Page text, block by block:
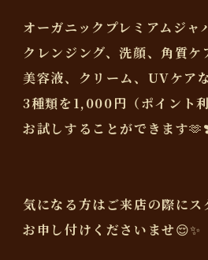
オーガニックプレミアムジャ
クレンジング、洗顔、角質ケ
美容液、クリーム、UVケア
3種類を1,000円（ポイント
お試しすることができます
気になる方はご来店の際にス
お申し付けくださいませ😌✨